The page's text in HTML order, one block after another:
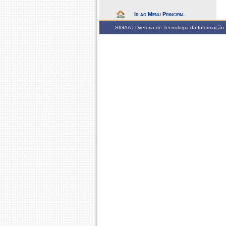
Ir ao Menu Principal
SIGAA | Diretoria de Tecnologia da